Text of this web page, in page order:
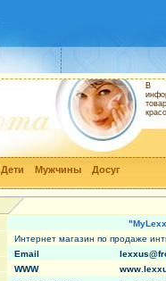
Дети Мужчины Досуг
В
Интернет магазин по продаже
Email
WWW